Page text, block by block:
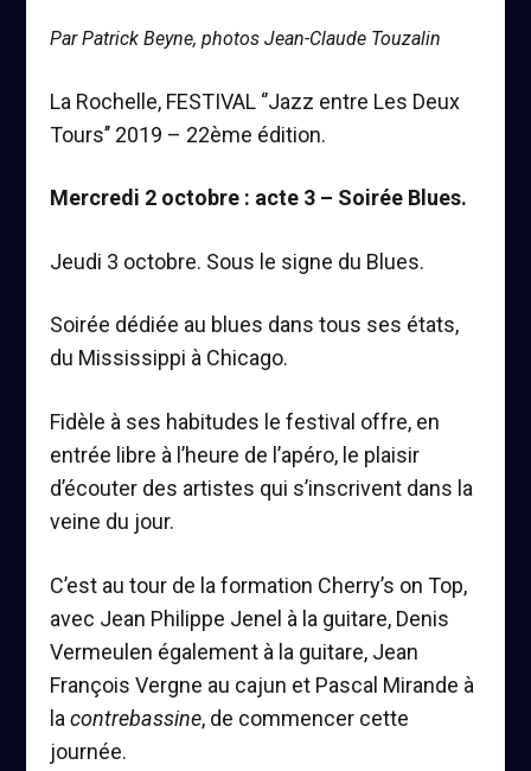
Par Patrick Beyne, photos Jean-Claude Touzalin
La Rochelle, FESTIVAL ‘’Jazz entre Les Deux
Tours’’ 2019 – 22ème édition.
Mercredi 2 octobre : acte 3 – Soirée Blues.
Jeudi 3 octobre. Sous le signe du Blues.
Soirée dédiée au blues dans tous ses états,
du Mississippi à Chicago.
Fidèle à ses habitudes le festival offre, en
entrée libre à l’heure de l’apéro, le plaisir
d’écouter des artistes qui s’inscrivent dans la
veine du jour.
C’est au tour de la formation Cherry’s on Top,
avec Jean Philippe Jenel à la guitare, Denis
Vermeulen également à la guitare, Jean
François Vergne au cajun et Pascal Mirande à
lacontrebassine, de commencer cette
journée.